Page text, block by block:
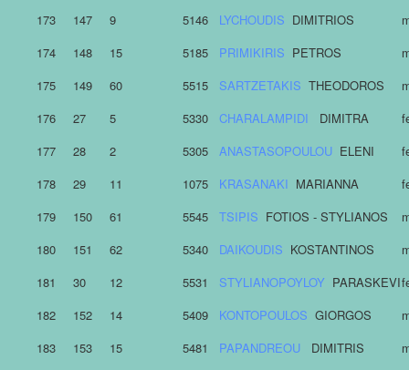
173
147 9 5146 LYCHOUDIS DIMITRIOS
174
148 15 5185 PRIMIKIRIS PETROS
175
149 60 5515 SARTZETAKIS THEODOROS
176
27 5 5330 CHARALAMPIDI DIMITRA
177
28 2 5305 ANASTASOPOULOU ELENI
178
29 11 1075 KRASANAKI MARIANNA
179
150 61 5545 TSIPIS FOTIOS - STYLIANOS
180
151 62 5340 DAIKOUDIS KOSTANTINOS
181
30 12 5531 STYLIANOPOYLOY PARASKEVI
182
152 14 5409 KONTOPOULOS GIORGOS
183
153 15 5481 PAPANDREOU DIMITRIS